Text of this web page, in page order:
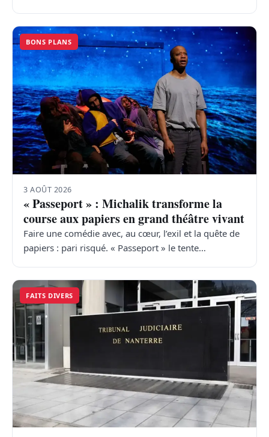
BONS PLANS
3 AOÛT 2026
« Passeport » : Michalik transforme la
course aux papiers en grand théâtre vivant
Faire une comédie avec, au cœur, l’exil et la quête de
papiers : pari risqué. « Passeport » le tente…
FAITS DIVERS